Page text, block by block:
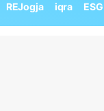
REJogja iqra